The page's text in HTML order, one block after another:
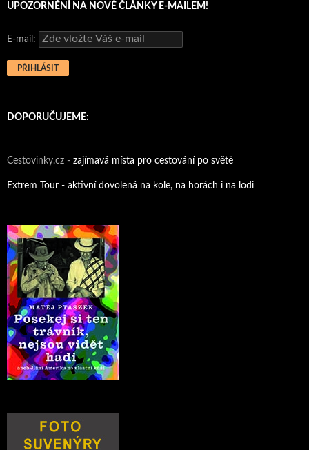
UPOZORNĚNÍ NA NOVÉ ČLÁNKY E-MAILEM!
E-mail:
DOPORUČUJEME:
Cestovinky.cz - zajímavá místa pro cestování po světě
Extrem Tour - aktivní dovolená na kole, na horách i na lodi